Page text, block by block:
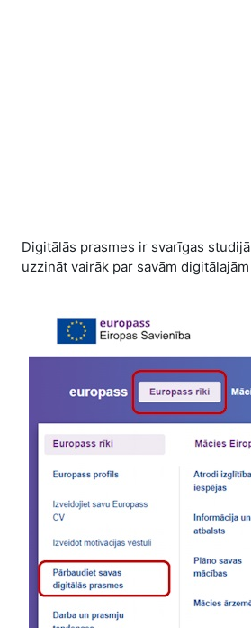
Digitālās prasmes ir svarīgas
uzzināt vairāk par savām